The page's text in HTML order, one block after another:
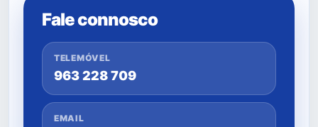
Fale connosco
TELEMÓVEL
963 228 709
EMAIL